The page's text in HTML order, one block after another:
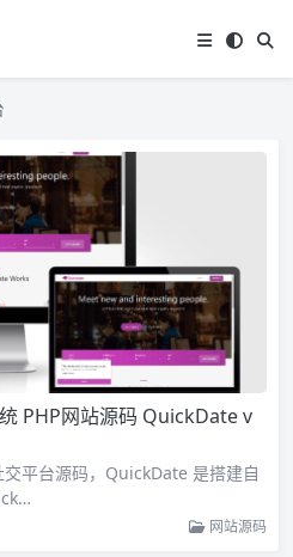
PHP网站源码 QuickDate v
平台源码，QuickDate 是搭建自
网站源码